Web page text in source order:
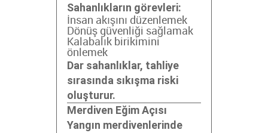
Sahanlıkların görevleri:
İnsan akışını düzenlemek
Dönüş güvenliği sağlamak
Kalabalık birikimini
önlemek
Dar sahanlıklar, tahliye
sırasında sıkışma riski
oluşturur.
Merdiven Eğim Açısı
Yangın merdivenlerinde